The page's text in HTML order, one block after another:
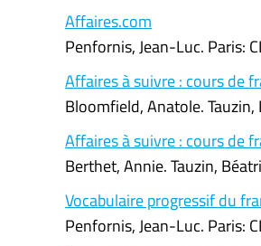
Affaires.com
Penfornis, Jean-Luc. Paris:
Affaires à suivre : cours de
Bloomfield, Anatole.
Affaires à suivre : cours de
Berthet, Annie. Tauzin,
Vocabulaire progressif du
Penfornis, Jean-Luc. Paris: